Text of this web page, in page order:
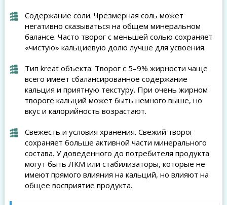
Содержание соли. Чрезмерная соль может
негативно сказываться на общем минеральном
балансе. Часто творог с меньшей солью сохраняет
«чистую» кальциевую долю лучше для усвоения.
Тип kreat объекта. Творог с 5–9% жирности чаще
всего имеет сбалансированное содержание
кальция и приятную текстуру. При очень жирном
твороге кальций может быть немного выше, но
вкус и калорийность возрастают.
Свежесть и условия хранения. Свежий творог
сохраняет больше активной части минерального
состава. У доведенного до потребителя продукта
могут быть ЛКМ или стабилизаторы, которые не
имеют прямого влияния на кальций, но влияют на
общее восприятие продукта.